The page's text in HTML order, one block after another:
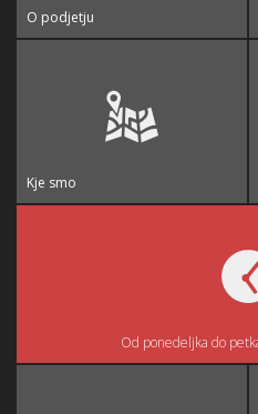
O podjetju
Kje smo
Od ponedeljka do